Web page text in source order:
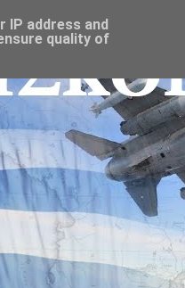
IP address and
quality of